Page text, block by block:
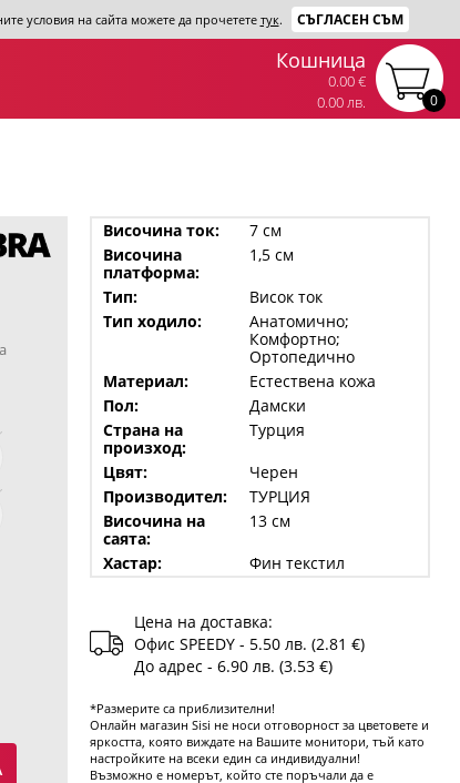
условия на сайта можете да прочетете тук. СЪГЛАСЕН СЪМ
0
Кошница
0.00 €
0.00 лв.
Височина ток:
7 см
Височина
платформа:
1,5 см
Тип:
Висок ток
Тип ходило:
Анатомично;
Комфортно;
Ортопедично
Материал:
Естествена кожа
Пол:
Дамски
Страна на
произход:
Турция
Цвят:
Черен
Производител:
ТУРЦИЯ
Височина на
саята:
13 см
Хастар:
Фин текстил
Цена на доставка:
Офис SPEEDY - 5.50 лв. (2.81 €)
До адрес - 6.90 лв. (3.53 €)
*Размерите са приблизителни!
Онлайн магазин Sisi не носи отговорност за цветовете и
яркостта, която виждате на Вашите монитори, тъй като
настройките на всеки един са индивидуални!
Възможно е номерът, който сте поръчали да е